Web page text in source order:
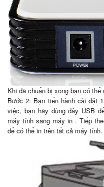
Khi đã chuẩn bị xong bạn có
Bước 2: Bạn tiến hành cài đặt
việc, bạn hãy dùng dây USB
máy tính sang máy in . Tiếp
để có thể in trên tất cả máy tính.